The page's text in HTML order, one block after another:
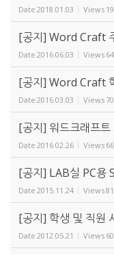
Date 2018.01.03 Views
[공지] Word Craft
Date 2016.06.03 Views
[공지] Word Craft
Date 2016.03.03 Views
[공지] 워드크래프트
Date 2016.02.26 Views
[공지] LAB실 PC용
Date 2015.11.24 Views
[공지] 학생 및 직원
Date 2012.05.21 Views